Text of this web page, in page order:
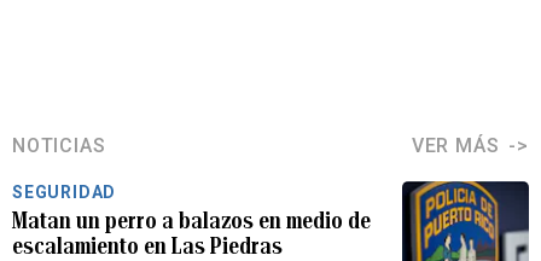
NOTICIAS VER MÁS
SEGURIDAD
Matan un perro a balazos en medio de
escalamiento en Las Piedras